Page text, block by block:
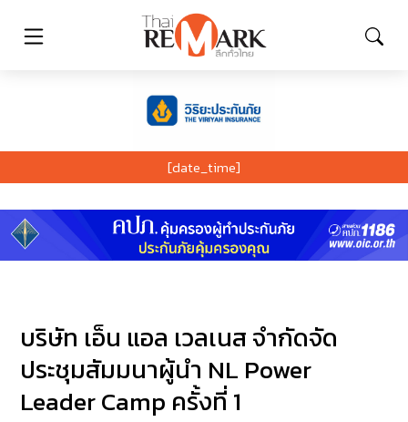
[date_time]
บริษัท เอ็น แอล เวลเนส จำกัดจัด
ประชุมสัมมนาผู้นำ NL Power
Leader Camp ครั้งที่ 1